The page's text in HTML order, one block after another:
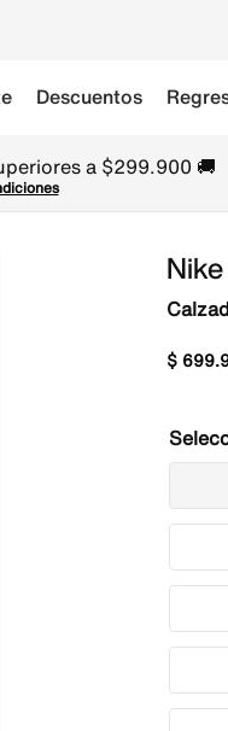
Descuentos
a $299.900 🚚
$ 699.